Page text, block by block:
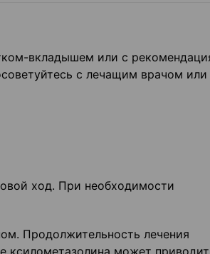
вкладышем или с
с лечащим врачом или
ход. При необходимости
Продолжительность лечения
ксилометазолина может